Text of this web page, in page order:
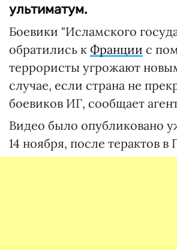
ультиматум.
Боевики "Исламского
обратились к Франции с
террористы угрожают
случае, если страна не
боевиков ИГ, сообщает
Видео было опубликовано
14 ноября, после терактов в